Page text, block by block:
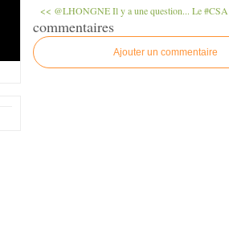
<< @LHONGNE Il y a une question... Le
commentaires
Ajouter un commentaire